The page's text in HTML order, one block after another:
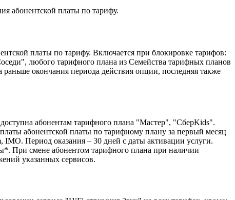
абонентской платы по тарифу.
платы по тарифу. Включается при блокировке тарифов:
любого тарифного плана из Семейства тарифных планов
окончания периода действия опции, последняя также
абонентам тарифного плана "Мастер", "СберKids".
абонентской платы по тарифному плану за первый месяц
IMO. Период оказания – 30 дней с даты активации услуги.
При смене абонентом тарифного плана при наличии
указанных сервисов.